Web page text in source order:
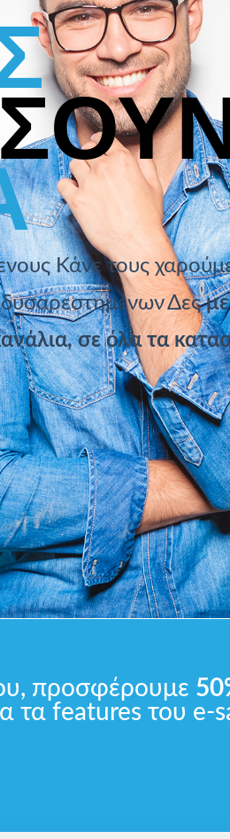
Κάνε τους
Δες
σε όλα τα
προσφέρουμε
τα features του